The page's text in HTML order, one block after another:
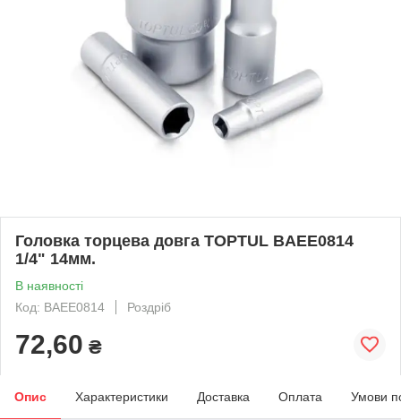
Головка торцева довга TOPTUL BAEE0814
1/4" 14мм.
В наявності
Код: BAEE0814
Роздріб
72,60 ₴
Опис Характеристики Доставка Оплата Умови